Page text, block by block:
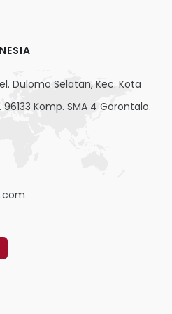
Dulomo Selatan, Kec. Kota
Komp. SMA 4 Gorontalo.